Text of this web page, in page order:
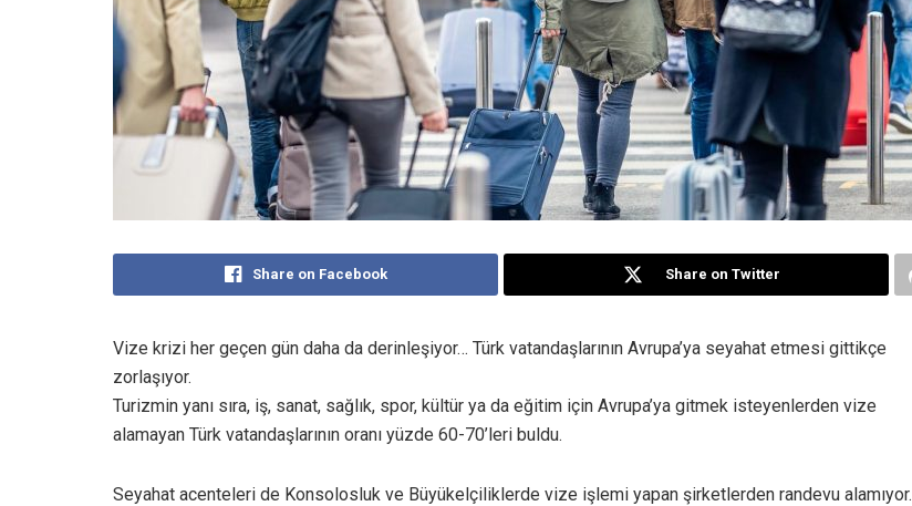
Share on Facebook Share on Twitter
Vize krizi her geçen gün daha da derinleşiyor… Türk vatandaşlarının Avrupa’ya seyahat etmesi gittikçe
zorlaşıyor.
Turizmin yanı sıra, iş, sanat, sağlık, spor, kültür ya da eğitim için Avrupa’ya gitmek isteyenlerden vize
alamayan Türk vatandaşlarının oranı yüzde 60-70’leri buldu.
Seyahat acenteleri de Konsolosluk ve Büyükelçiliklerde vize işlemi yapan şirketlerden randevu alamıyor.